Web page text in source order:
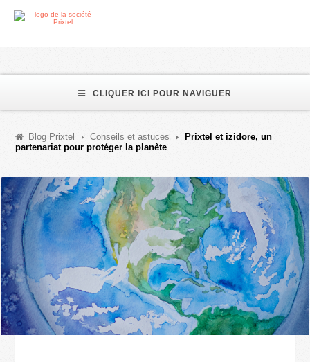
CLIQUER ICI POUR NAVIGUER
Blog Prixtel Conseils et astuces
Prixtel et izidore, un
partenariat pour protéger la planète